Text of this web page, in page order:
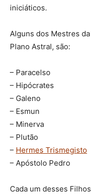
iniciáticos.
Alguns dos Mestres
Plano Astral, são:
– Paracelso
– Hipócrates
– Galeno
– Esmun
– Minerva
– Plutão
– Hermes Trismegisto
– Apóstolo Pedro
Cada um desses